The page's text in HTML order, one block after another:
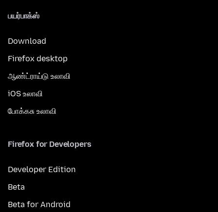
பயர்பாக்ஸ்
Download
Firefox desktop
ஆண்ட்ராய்டு உலாவி
iOS உலாவி
போக்கசு உலாவி
Firefox for Developers
Developer Edition
Beta
Beta for Android